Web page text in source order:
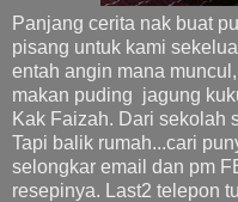
Panjang cerita nak buat
pisang untuk kami
entah angin mana
makan puding jagung
Kak Faizah. Dari sekolah
Tapi balik rumah...cari
selongkar email dan pm
resepinya. Last2 telepon